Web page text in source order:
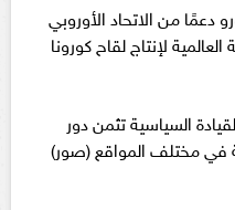
دعمًا من الاتحاد الأوروبي
لإنتاج لقاح كورونا
السياسية تثمن دور
في مختلف المواقع (صور)